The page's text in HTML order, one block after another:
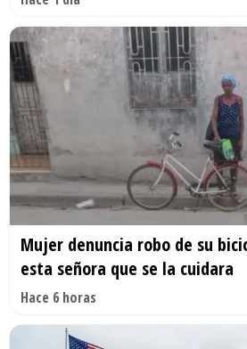
Mujer denuncia robo de su
esta señora que se la cuidara
Hace 6 horas